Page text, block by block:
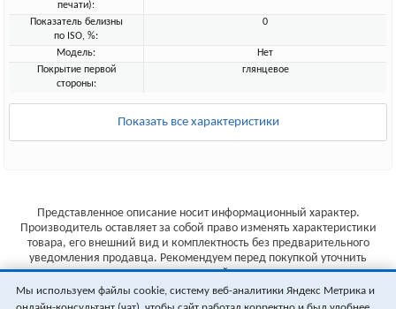
печати):
Показатель белизны
по ISO, %:
0
Модель:
Нет
Покрытие первой
стороны:
глянцевое
Показать все характеристики
Представленное описание носит информационный характер.
Производитель оставляет за собой право изменять характеристики
товара, его внешний вид и комплектность без предварительного
уведомления продавца. Рекомендуем перед покупкой уточнить
характеристики товара на сайте производителя.
Указанные цены не являются публичной офертой (ст.435 ГК РФ).
Мы используем файлы cookie, систему веб-аналитики Яндекс Метрика и